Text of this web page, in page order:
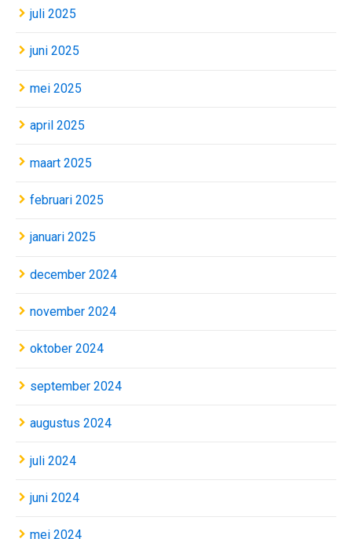
juli 2025
juni 2025
mei 2025
april 2025
maart 2025
februari 2025
januari 2025
december 2024
november 2024
oktober 2024
september 2024
augustus 2024
juli 2024
juni 2024
mei 2024